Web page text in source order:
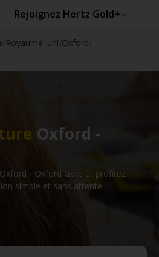
Rejoignez Hertz Gold+
Royaume-Uni Oxford
Oxford -
- Oxford Gare et profitez
simple et sans attente.